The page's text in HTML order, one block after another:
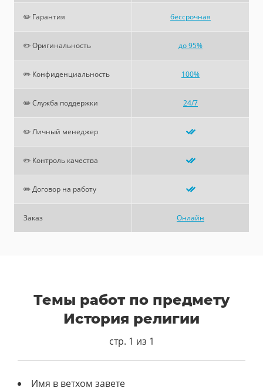
✏️ Гарантия бессрочная
✏️ Оригинальность до 95%
✏️ Конфиденциальность 100%
✏️ Служба поддержки 24/7
✏️ Личный менеджер
✏️ Контроль качества
✏️ Договор на работу
Заказ Онлайн
Темы работ по предмету
История религии
стр. 1 из 1
Имя в ветхом завете